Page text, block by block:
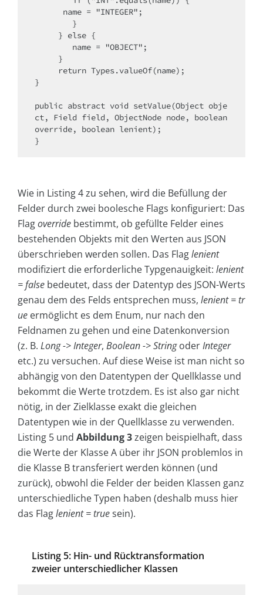
}
public abstract void setValue(Object obje
ct, Field field, ObjectNode node, boolean
override, boolean lenient);
}
Wie in Listing 4 zu sehen, wird die Befüllung der
Felder durch zwei boolesche Flags konfiguriert: Das
Flagoverride bestimmt, ob gefüllte Felder eines
bestehenden Objekts mit den Werten aus JSON
überschrieben werden sollen. Das Flaglenient
modifiziert die erforderliche Typgenauigkeit: lenient
= false bedeutet, dass der Datentyp des JSON-Werts
genau dem des Felds entsprechen muss, lenient = tr
ue ermöglicht es dem Enum, nur nach den
Feldnamen zu gehen und eine Datenkonversion
(z. B. Long -> Integer, Boolean -> StringoderInteger
etc.) zu versuchen. Auf diese Weise ist man nicht so
abhängig von den Datentypen der Quellklasse und
bekommt die Werte trotzdem. Es ist also gar nicht
nötig, in der Zielklasse exakt die gleichen
Datentypen wie in der Quellklasse zu verwenden.
Listing 5 und Abbildung 3zeigen beispielhaft, dass
die Werte der Klasse A über ihr JSON problemlos in
die Klasse B transferiert werden können (und
zurück), obwohl die Felder der beiden Klassen ganz
unterschiedliche Typen haben (deshalb muss hier
das Flaglenient = truesein).
Listing 5: Hin- und Rücktransformation
zweier ­unterschiedlicher Klassen